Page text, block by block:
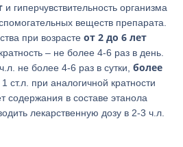
и гиперчувствительность организма
веществ препарата.
при возрастеот 2 до 6 лет
– не более 4-6 раз в день.
не более 4-6 раз в сутки,более
ст.л. при аналогичной кратности
содержания в составе этанола
лекарственную дозу в 2-3 ч.л.